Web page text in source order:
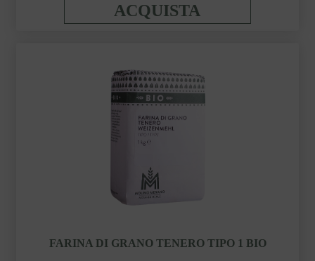
ACQUISTA
FARINA DI GRANO TENERO TIPO 1 BIO